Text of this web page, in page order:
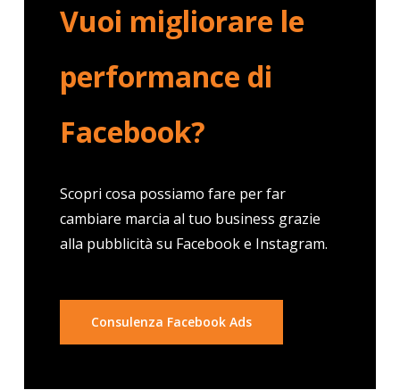
Vuoi migliorare le
performance di
Facebook?
Scopri cosa possiamo fare per far
cambiare marcia al tuo business grazie
alla pubblicità su Facebook e Instagram.
Consulenza Facebook Ads